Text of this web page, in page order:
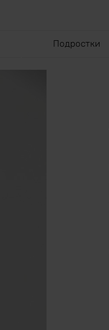
Подростки